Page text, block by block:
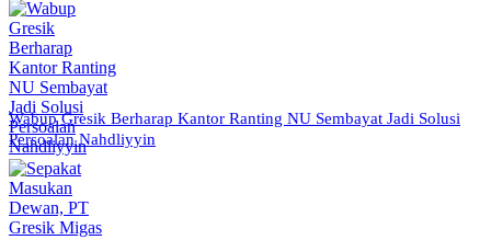
Wabup Gresik Berharap Kantor Ranting NU Sembayat Jadi Solusi
Persoalan Nahdliyyin